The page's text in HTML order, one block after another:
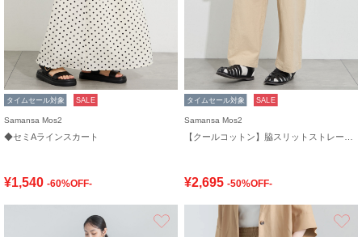
タイムセール対象 SALE
Samansa Mos2
◆セミAラインスカート
¥1,540 -60%OFF-
タイムセール対象 SALE
Samansa Mos2
¥2,695 -50%OFF-